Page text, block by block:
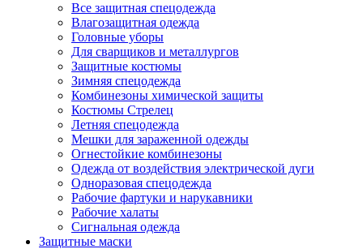
Все защитная спецодежда
Влагозащитная одежда
Головные уборы
Для сварщиков и металлургов
Защитные костюмы
Зимняя спецодежда
Комбинезоны химической защиты
Костюмы Стрелец
Летняя спецодежда
Мешки для зараженной одежды
Огнестойкие комбинезоны
Одежда от воздействия электрической дуги
Одноразовая спецодежда
Рабочие фартуки и нарукавники
Рабочие халаты
Сигнальная одежда
Защитные маски